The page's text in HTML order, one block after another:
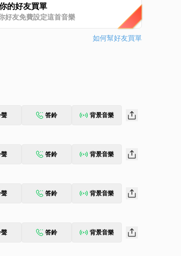
的好友買單
好友免費設定這首音樂
如何幫好友買單
答鈴 背景音樂
答鈴 背景音樂
答鈴 背景音樂
答鈴 背景音樂